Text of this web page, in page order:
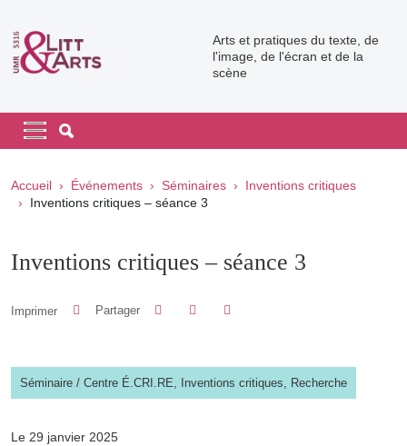
Arts et pratiques du texte, de
l'image, de l'écran et de la
scène
Navigation principale
Navigation principale mobile
Fil d'Ariane
Accueil Événements Séminaires
Inventions critiques
Inventions critiques – séance 3
Inventions critiques – séance 3
Imprimer Partager Partager sur Facebook
Partager sur LinkedIn
Séminaire / Centre É.CRI.RE, Inventions critiques, Recherche
Le 29 janvier 2025